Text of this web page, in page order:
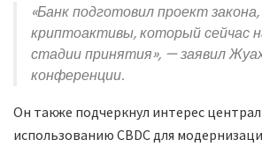
«Банк подготовил проект
криптоактивы, который сейчас
стадии принятия», — заявил
конференции.
Он также подчеркнул интерес
использованию CBDC для